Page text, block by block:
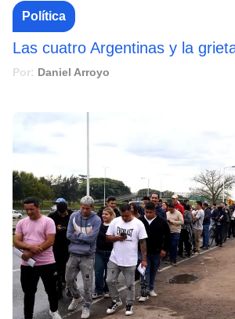
Política
Las cuatro Argentinas y la
Por: Daniel Arroyo